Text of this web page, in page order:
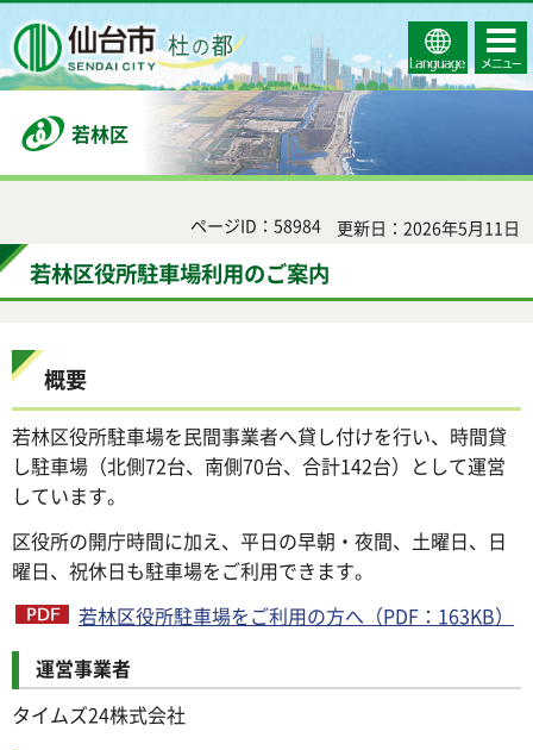
Select
Language
コンテ
ンツメ
ニュー
若林区
ページID：58984 更新日：2026年5月11日
若林区役所駐車場利用のご案内
概要
若林区役所駐車場を民間事業者へ貸し付けを行い、時間貸
し駐車場（北側72台、南側70台、合計142台）として運営
しています。
区役所の開庁時間に加え、平日の早朝・夜間、土曜日、日
曜日、祝休日も駐車場をご利用できます。
若林区役所駐車場をご利用の方へ（PDF：163KB）
運営事業者
タイムズ24株式会社